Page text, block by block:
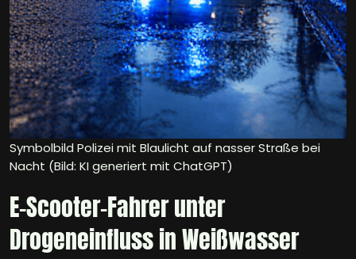
Symbolbild Polizei mit Blaulicht auf nasser Straße bei
Nacht (Bild: KI generiert mit ChatGPT)
E-Scooter-Fahrer unter
Drogeneinfluss in Weißwasser